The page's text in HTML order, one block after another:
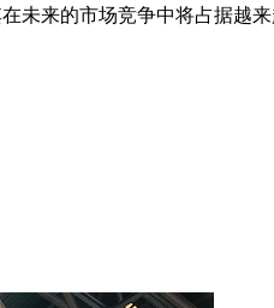
来的市场竞争中将占据越